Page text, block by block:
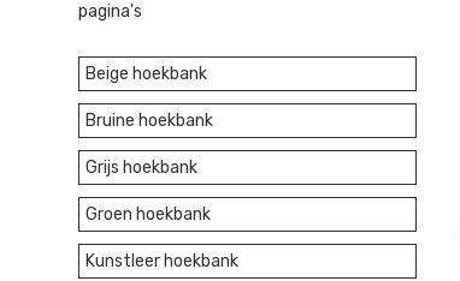
pagina's
Beige hoekbank
Bruine hoekbank
Grijs hoekbank
Groen hoekbank
Kunstleer hoekbank